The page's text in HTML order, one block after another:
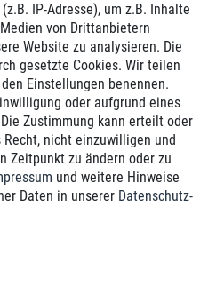
Werktag
Versand
mit Garantie
96160*
IP-Adresse), um z.B. Inhalte
von Drittanbietern
Website zu analysieren. Die
gesetzte Cookies. Wir teilen
Einstellungen benennen.
oder aufgrund eines
Zustimmung kann erteilt oder
nicht einzuwilligen und
Zeitpunkt zu ändern oder zu
und weitere Hinweise
Daten in unserer Daten­schutz­